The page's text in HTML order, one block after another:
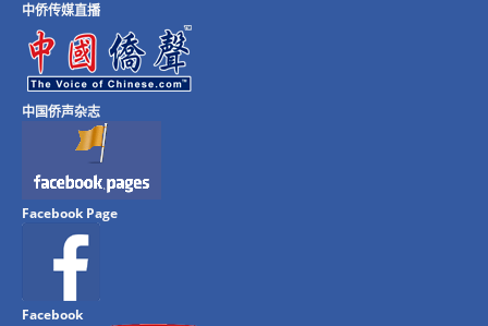
中侨传媒直播
中国侨声杂志
Facebook Page
Facebook